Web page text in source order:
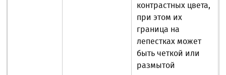
контрастных цвета,
при этом их
граница на
лепестках может
быть четкой или
размытой